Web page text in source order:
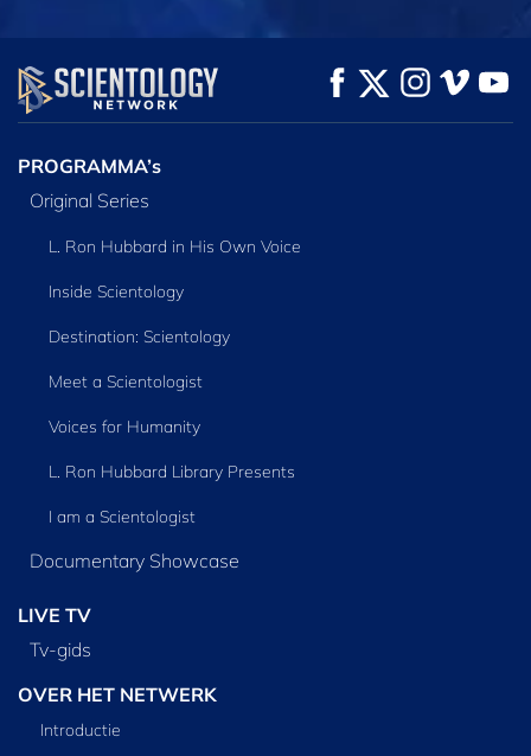
KIJK VERKEN DE SERIE
PROGRAMMA’s
Original Series
L. Ron Hubbard in His Own Voice
Inside Scientology
Destination: Scientology
Meet a Scientologist
Voices for Humanity
L. Ron Hubbard Library Presents
I am a Scientologist
Documentary Showcase
LIVE TV
Tv‑gids
OVER HET NETWERK
Introductie